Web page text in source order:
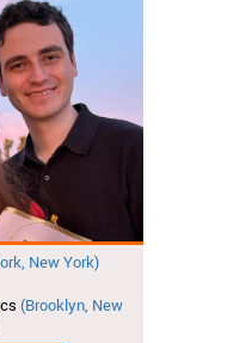
New York)
(Brooklyn, New